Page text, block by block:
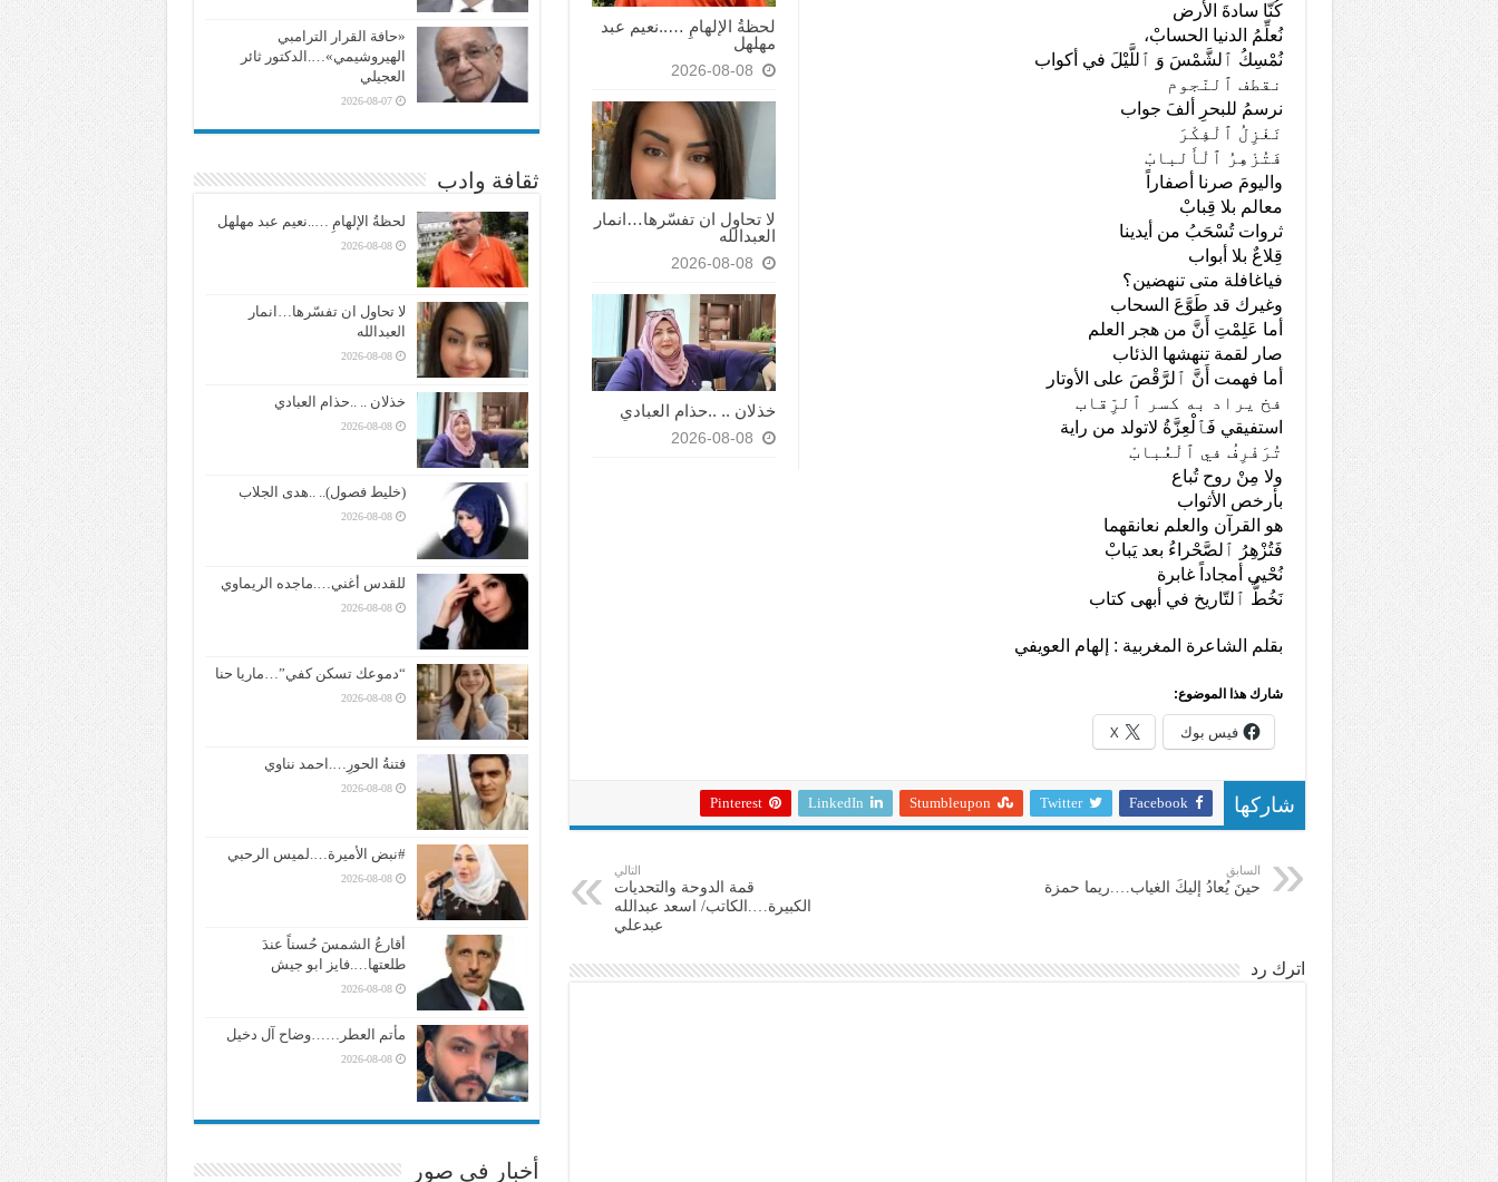
لحظةُ الإلهامِ …..نعيم عبد
مهلهل
2026-08-08
لا تحاول ان تفسّرها…انمار
العبدالله
2026-08-08
خذلان .. ..حذام العبادي
2026-08-08
كُنّا سادةَ الأرض
نُعلِّمُ الدنيا الحسابْ،
نُمْسِكُ ٱلشَّمْسَ وَ ٱللَّيْلَ في أكواب
نقطف ٱلنّجوم
نرسمُ للبحرِ ألفَ جواب
نَغْزِلُ ٱلْفِكْرَ
فَتُزْهِرُ ٱلْأَلبابْ
واليومَ صرنا أصفاراً
معالم بلا قِبابْ
ثروات تُسْحَبُ من أيدينا
قِلاعٌ بلا أبواب
فياغافلة متى تنهضين؟
وغيرك قد طَوَّعَ السحاب
أما عَلِمْتِ أَنَّ من هجر العلم
صار لقمة تنهشها الذئاب
أما فهمت أَنَّ ٱلرَّقْصَ على الأوتار
فخ يراد به كسر ٱلرِّقاب
استفيقي فَٱلْعِزَّةُ لاتولد من راية
تُرَفْرِفُ في ٱلْعُبابْ
ولا مِنْ روح تُباع
بأرخص الأثواب
هو القرآن والعلم نعانقهما
فَتُزْهِرُ ٱلصَّحْراءُ بعد يَبابْ
نُحْيي أمجاداً غابرة
نَخُطُّ ٱلتّاريخ في أبهى كتاب
بقلم الشاعرة المغربية : إلهام العويفي
شارك هذا الموضوع:
فيس بوك X
شاركها Facebook
Twitter
Stumbleupon
LinkedIn
Pinterest
السابق
حينَ يُعادُ إليكَ الغياب….ريما حمزة
التالي
قمة الدوحة والتحديات
الكبيرة….الكاتب/ اسعد عبدالله
عبدعلي
اترك رد
«حافة القرار الترامبي
الهيروشيمي»….الدكتور ثائر
العجيلي
2026-08-07
ثقافة وادب
لحظةُ الإلهامِ …..نعيم عبد مهلهل
2026-08-08
لا تحاول ان تفسّرها…انمار
العبدالله
2026-08-08
خذلان .. ..حذام العبادي
2026-08-08
(خليط فصول).. ..هدى الجلاب
2026-08-08
للقدس أغني….ماجده الريماوي
2026-08-08
“دموعك تسكن كفي”…ماريا حنا
2026-08-08
فتنةُ الحورِ….احمد نناوي
2026-08-08
#نبض الأميرة….لميس الرحبي
2026-08-08
أقارعُ الشمسَ حُسناً عندَ
طلعتها….فايز ابو جيش
2026-08-08
مأتم العطر……وضاح آل دخيل
2026-08-08
أخبار في صور